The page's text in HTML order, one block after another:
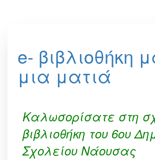
e- βιβλιοθήκη
μια ματιά
Καλωσορίσατε στη
βιβλιοθήκη του 6ου
Σχολείου Νάουσας